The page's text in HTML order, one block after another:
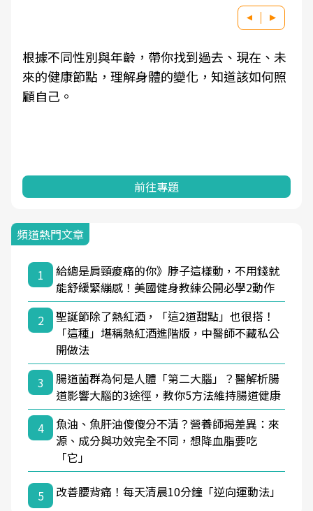
根據不同性別與年齡，帶你找到過去、現在、未
來的健康節點，理解身體的變化，知道該如何照
顧自己。
前往專題
頻道熱門文章
1
給總是肩頸痠痛的你》脖子這樣動，不用錢就
能舒緩緊繃感！美國健身教練公開必學2動作
2
聖誕節除了熱紅酒，「這2道甜點」也很搭！
「這種」堪稱熱紅酒進階版，中醫師不藏私公
開做法
3
腸道菌群為何是人體「第二大腦」？醫解析腸
道影響大腦的3途徑，教你5方法維持腸道健康
4
魚油、魚肝油傻傻分不清？營養師揭差異：來
源、成分與功效完全不同，想降血脂要吃
「它」
5 改善腰背痛！每天清晨10分鐘「逆向運動法」